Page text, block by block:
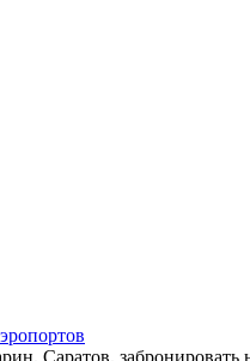
Саратов, забронировать